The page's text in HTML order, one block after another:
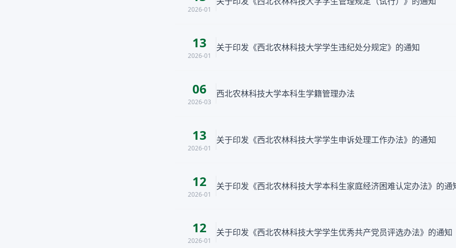
2026-01
13
2026-01
关于印发《西北农林科技大学学生违纪处分规定》的通知
06
2026-03
西北农林科技大学本科生学籍管理办法
13
2026-01
关于印发《西北农林科技大学学生申诉处理工作办法》的通知
12
2026-01
关于印发《西北农林科技大学本科生家庭经济困难认定办法》的通
12
2026-01
关于印发《西北农林科技大学学生优秀共产党员评选办法》的通知